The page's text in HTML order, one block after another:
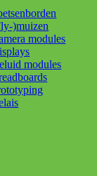
)muizen
modules
modules